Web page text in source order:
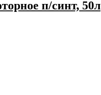
п/синт, 50л